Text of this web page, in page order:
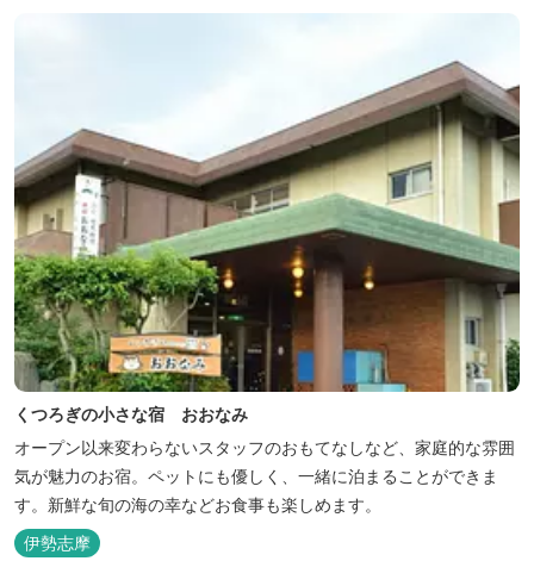
くつろぎの小さな宿 おおなみ
オープン以来変わらないスタッフのおもてなしなど、家庭的な雰囲
気が魅力のお宿。ペットにも優しく、一緒に泊まることができま
す。新鮮な旬の海の幸などお食事も楽しめます。
伊勢志摩